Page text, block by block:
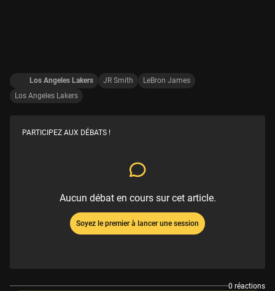
Los Angeles Lakers JR Smith
LeBron James
Los Angeles Lakers
PARTICIPEZ AUX DÉBATS !
Aucun débat en cours sur cet article.
Soyez le premier à lancer une session
0 réactions